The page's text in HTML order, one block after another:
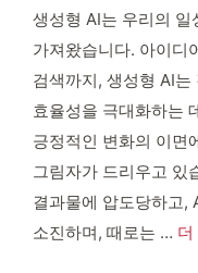
생성형 AI는 우리의
가져왔습니다. 아이디
검색까지, 생성형 AI
효율성을 극대화하는
긍정적인 변화의 이면
그림자가 드리우고 있
결과물에 압도당하고,
소진하며, 때로는 … 더